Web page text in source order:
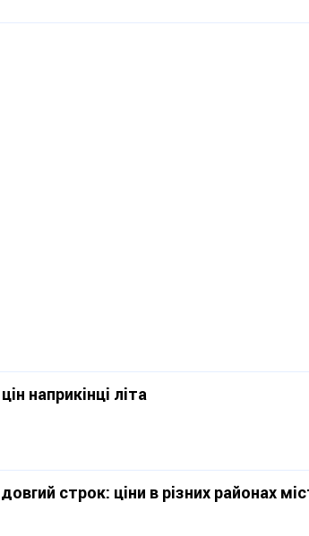
наприкінці літа
строк: ціни в різних районах